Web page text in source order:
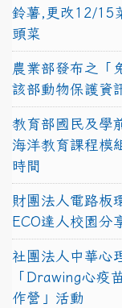
鈴薯,更改12/15
頭菜
農業部發布之「
該部動物保護資
教育部國民及學
海洋教育課程模
時間
財團法人電路板
ECO達人校園分
社團法人中華心
「Drawing心疫
作營」活動